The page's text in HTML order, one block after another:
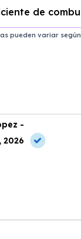
de
pueden variar
-
2026